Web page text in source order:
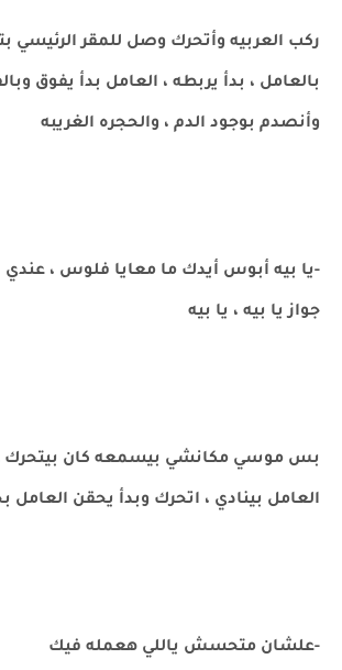
ركب العربيه وأتحرك وصل للمقر الرئيسي
بالعامل ، بدأ يربطه ، العامل بدأ يفوق
وأنصدم بوجود الدم ، والحجره الغريبه
-يا بيه أبوس أيدك ما معايا فلوس ،
جواز يا بيه ، يا بيه
بس موسي مكانشي بيسمعه كان بيتحرك
العامل بينادي ، اتحرك وبدأ يحقن العامل
-علشان متحسش ياللي هعمله فيك